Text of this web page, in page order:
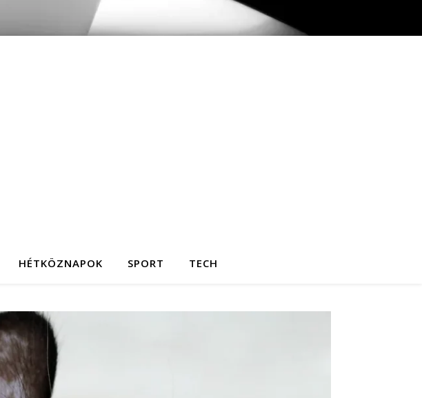
HÉTKÖZNAPOK SPORT TECH